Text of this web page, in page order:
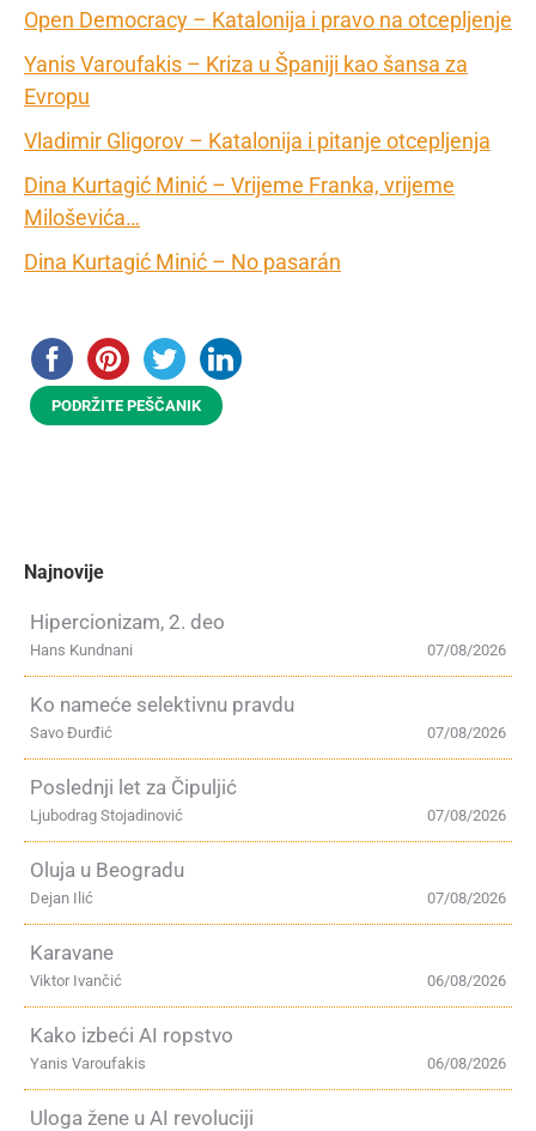
Open Democracy – Katalonija i pravo na otcepljenje
Yanis Varoufakis – Kriza u Španiji kao šansa za
Evropu
Vladimir Gligorov – Katalonija i pitanje otcepljenja
Dina Kurtagić Minić – Vrijeme Franka, vrijeme
Miloševića…
Dina Kurtagić Minić – No pasarán
PODRŽITE PEŠČANIK
Najnovije
Hipercionizam, 2. deo
07/08/2026
Hans Kundnani
Ko nameće selektivnu pravdu
07/08/2026
Savo Đurđić
Poslednji let za Čipuljić
07/08/2026
Ljubodrag Stojadinović
Oluja u Beogradu
07/08/2026
Dejan Ilić
Karavane
06/08/2026
Viktor Ivančić
Kako izbeći AI ropstvo
06/08/2026
Yanis Varoufakis
Uloga žene u AI revoluciji